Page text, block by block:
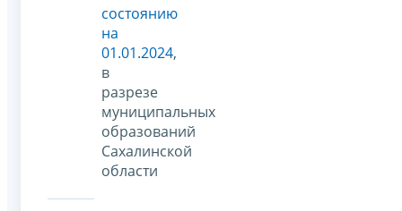
состоянию
на
01.01.2024,
в
разрезе
муниципальных
образований
Сахалинской
области​